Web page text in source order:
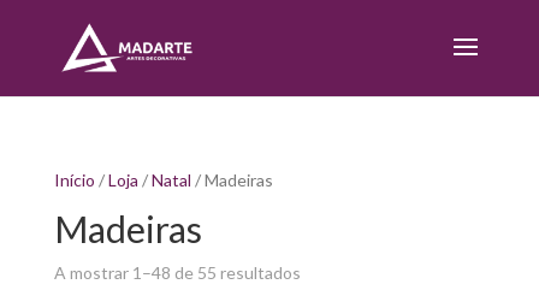
Início /Loja /Natal / Madeiras
Madeiras
A mostrar 1–48 de 55 resultadosSorted